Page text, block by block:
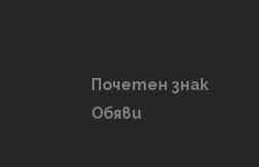
Почетен знак
Обяви